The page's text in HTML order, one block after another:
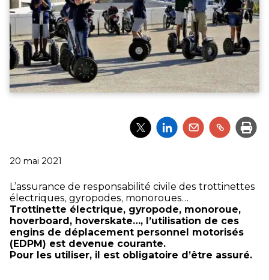
Partager
l'article
Partager
l'article
Partager
l'article
Partager
l'article
Publié
20 mai 2021
L’assurance de responsabilité civile des trottinettes
électriques, gyropodes, monoroues…
Trottinette électrique, gyropode, monoroue,
hoverboard, hoverskate…, l’utilisation de ces
engins de déplacement personnel motorisés
(EDPM) est devenue courante.
Pour les utiliser, il est obligatoire d’être assuré.